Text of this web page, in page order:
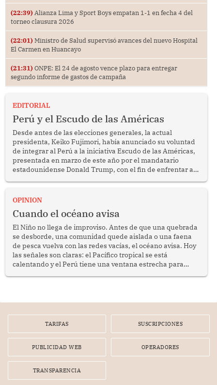
(22:39) Alianza Lima y Sport Boys empatan 1-1 en fecha 4 del
torneo clausura 2026
(22:01) Ministro de Salud supervisó avances del nuevo Hospital
El Carmen en Huancayo
(21:31) ONPE: El 24 de agosto vence plazo para entregar
segundo informe de gastos de campaña
EDITORIAL
Perú y el Escudo de las Américas
Desde antes de las elecciones generales, la actual
presidenta, Keiko Fujimori, había anunciado su voluntad
de integrar al Perú a la iniciativa Escudo de las Américas,
presentada en marzo de este año por el mandatario
estadounidense Donald Trump, con el fin de enfrentar al
OPINION
Cuando el océano avisa
El Niño no llega de improviso. Antes de que una quebrada
se desborde, una comunidad quede aislada o una faena
de pesca vuelva con las redes vacías, el océano avisa. Hoy
las señales son claras: el Pacífico tropical se está
calentando y el Perú tiene una ventana estrecha para
TARIFAS SUSCRIPCIONES
PUBLICIDAD WEB OPERADORES
TRANSPARENCIA